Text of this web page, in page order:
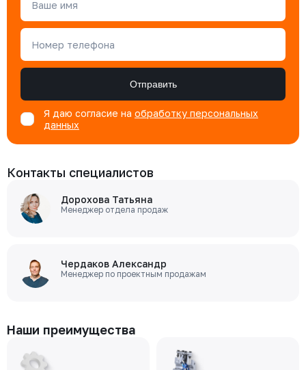
Ваше имя
Номер телефона
Отправить
Я даю согласие на обработку персональных
данных
Контакты специалистов
Дорохова Татьяна
Менеджер отдела продаж
Чердаков Александр
Менеджер по проектным продажам
Наши преимущества